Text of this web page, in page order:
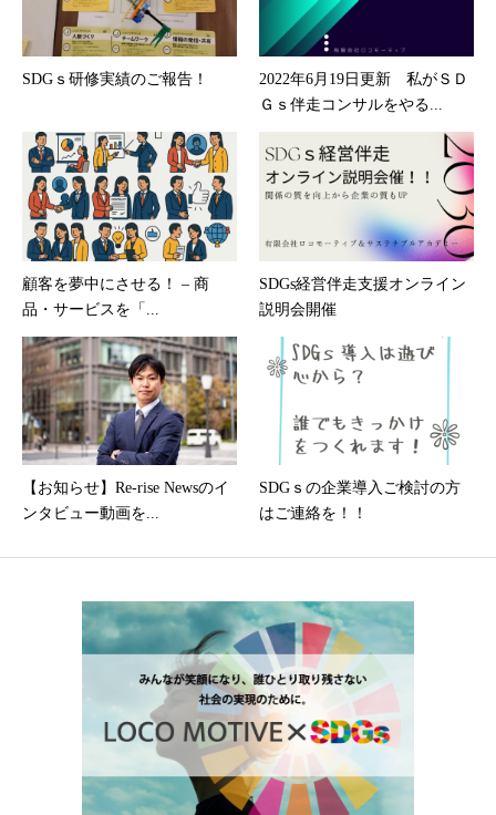
SDGｓ研修実績のご報告！
2022年6月19日更新 私がＳＤ
Ｇｓ伴走コンサルをやる...
顧客を夢中にさせる！ – 商
品・サービスを「...
SDGs経営伴走支援オンライン
説明会開催
【お知らせ】Re-rise Newsのイ
ンタビュー動画を...
SDGｓの企業導入ご検討の方
はご連絡を！！